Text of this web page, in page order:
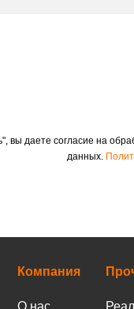
вы даете согласие на
данных.
Компания
О нас